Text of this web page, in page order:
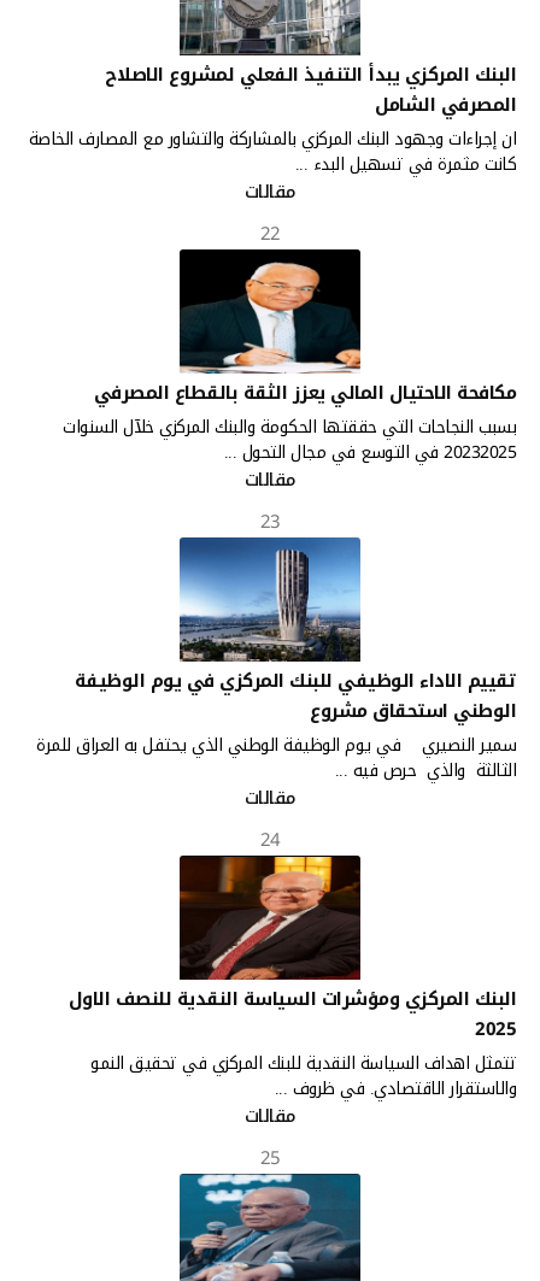
البنك المركزي يبدأ التنفيذ الفعلي لمشروع الاصلاح
المصرفي الشامل
ان إجراءات وجهود البنك المركزي بالمشاركة والتشاور مع المصارف الخاصة
كانت مثمرة في تسهيل البدء ...
مقالات
22
مكافحة الاحتيال المالي يعزز الثقة بالقطاع المصرفي
بسبب النجاحات التي حققتها الحكومة والبنك المركزي خلآل السنوات
20232025 في التوسع في مجال التحول ...
مقالات
23
تقييم الاداء الوظيفي للبنك المركزي في يوم الوظيفة
الوطني استحقاق مشروع
سمير النصيري في يوم الوظيفة الوطني الذي يحتفل به العراق للمرة
الثالثة والذي حرص فيه ...
مقالات
24
البنك المركزي ومؤشرات السياسة النقدية للنصف الاول
2025
تتمثل اهداف السياسة النقدية للبنك المركزي في تحقيق النمو
والاستقرار الاقتصادي. في ظروف ...
مقالات
25